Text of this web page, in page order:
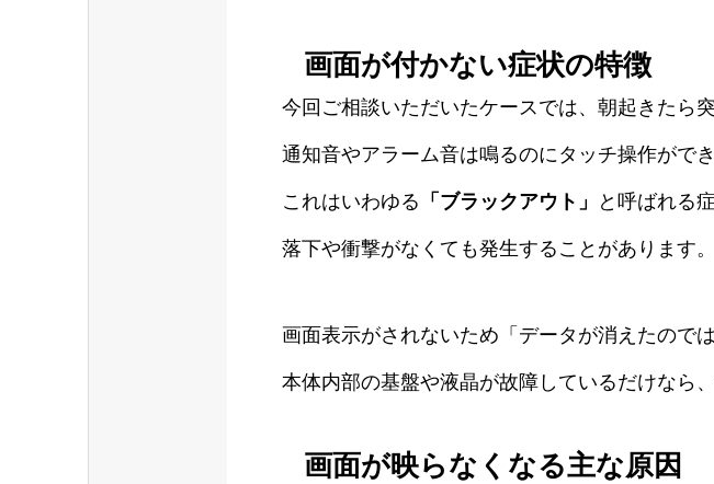
画面が付かない症状の特徴
今回ご相談いただいたケースでは、朝起きたら
通知音やアラーム音は鳴るのにタッチ操作がで
これはいわゆる 「ブラックアウト」 と呼ばれる
落下や衝撃がなくても発生することがあります。
画面表示がされないため「データが消えたので
本体内部の基盤や液晶が故障しているだけなら
画面が映らなくなる主な原因